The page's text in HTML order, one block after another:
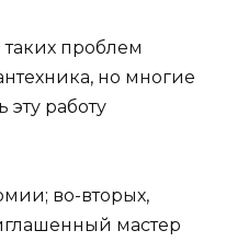
проблем
но многие
работу
во-вторых,
мастер